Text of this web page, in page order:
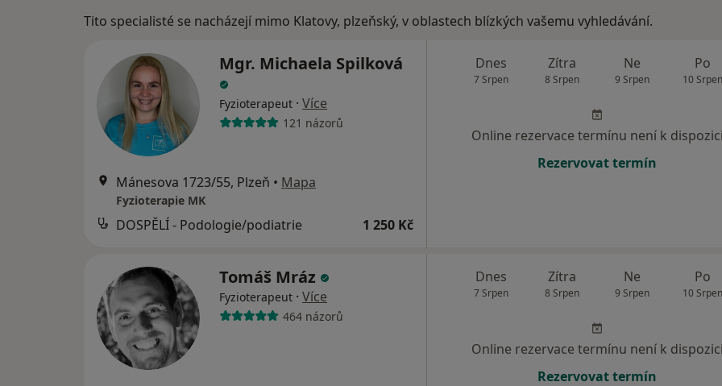
Tito specialisté se nacházejí mimo Klatovy, plzeňský, v oblastech blízkých vašemu vyhledávání.
Mgr. Michaela Spilková
Fyzioterapeut · Více
121 názorů
Mánesova 1723/55, Plzeň • Mapa
Fyzioterapie MK
DOSPĚLÍ - Podologie/podiatrie 1 250 Kč
Dnes
7 Srpen
Zítra
8 Srpen
Ne
9 Srpen
Po
10 Srpen
Online rezervace termínu není k dispozici
Rezervovat termín
Tomáš Mráz
Fyzioterapeut · Více
464 názorů
Dnes
7 Srpen
Zítra
8 Srpen
Ne
9 Srpen
Po
10 Srpen
Online rezervace termínu není k dispozici
Rezervovat termín